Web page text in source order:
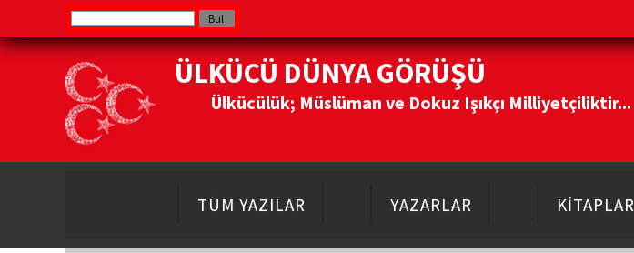
ÜLKÜCÜ DÜNYA GÖRÜŞÜ
Ülkücülük; Müslüman ve Dokuz Işıkçı Milliyetçiliktir...
TÜM YAZILAR YAZARLAR KİTAPLAR